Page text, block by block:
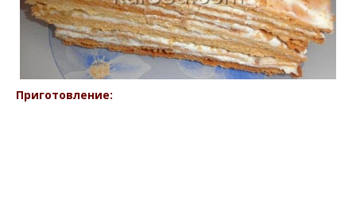
Приготовление: